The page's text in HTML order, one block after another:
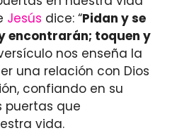
Jesús dice: “Pidan y se
encontrarán; toquen y
nos enseña la
una relación con Dios
confiando en su
puertas que
vida.